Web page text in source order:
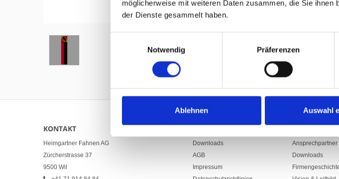
möglicherweise mit weiteren Daten zusammen, die Sie
der Dienste gesammelt haben.
Notwendig
Präferenzen
Ablehnen Auswahl
Hover to zoom
KONTAKT
Heimgartner Fahnen AG
Zürcherstrasse 37
9500 Wil
LINKS
Downloads
AGB
Impressum
Ansprechpartner
Downloads